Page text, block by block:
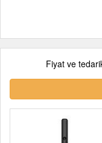
Fiyat ve